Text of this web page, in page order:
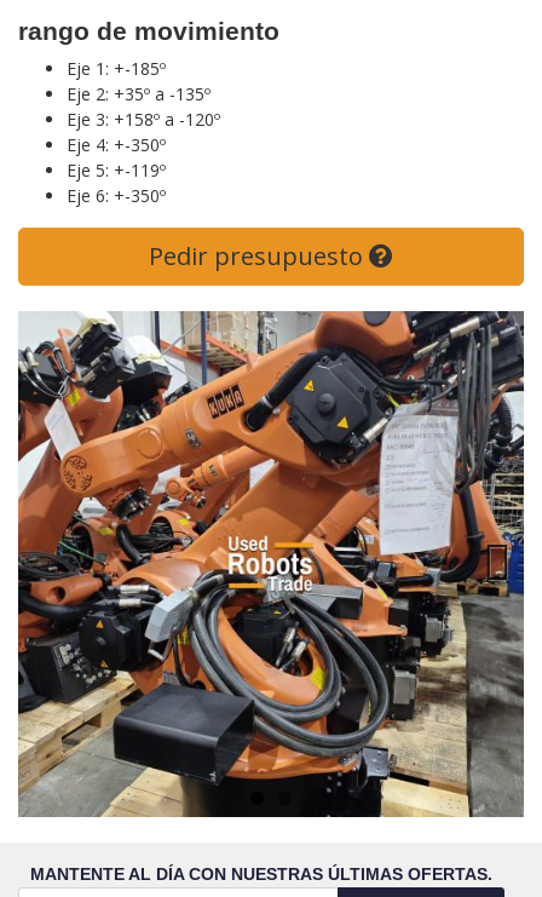
rango de movimiento
Eje 1: +-185º
Eje 2: +35º a -135º
Eje 3: +158º a -120º
Eje 4: +-350º
Eje 5: +-119º
Eje 6: +-350º
Pedir presupuesto
Next
MANTENTE AL DÍA CON NUESTRAS ÚLTIMAS OFERTAS.